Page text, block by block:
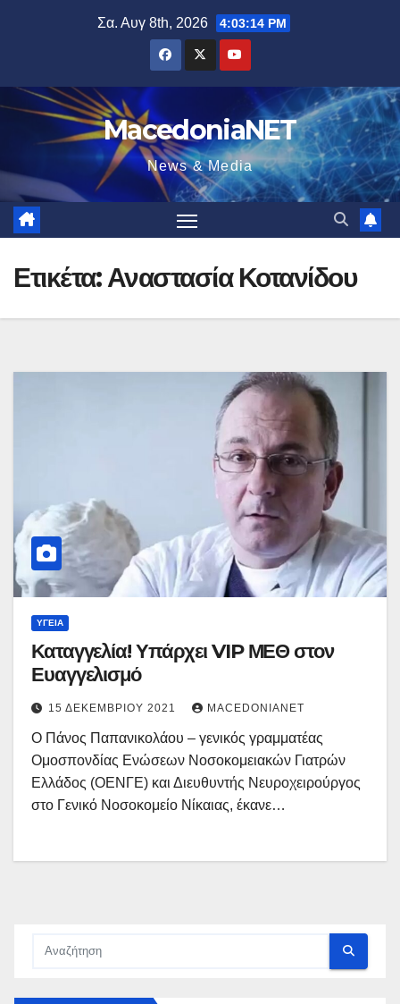
Σα. Αυγ 8th, 2026 4:03:15 PM
MacedoniaNET
News & Media
Ετικέτα:Αναστασία Κοτανίδου
ΥΓΕΊΑ
Καταγγελία! Υπάρχει VIP ΜΕΘ στον
Ευαγγελισμό
15 ΔΕΚΕΜΒΡΊΟΥ 2021 MACEDONIANET
Ο Πάνος Παπανικολάου – γενικός γραμματέας
Ομοσπονδίας Ενώσεων Νοσοκομειακών Γιατρών
Ελλάδος (ΟΕΝΓΕ) και Διευθυντής Νευροχειρούργος
στο Γενικό Νοσοκομείο Νίκαιας, έκανε…